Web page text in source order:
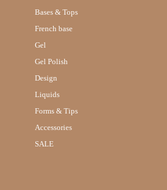
Bases & Tops
French base
Gel
Gel Polish
Design
Liquids
Forms & Tips
Accessories
SALE